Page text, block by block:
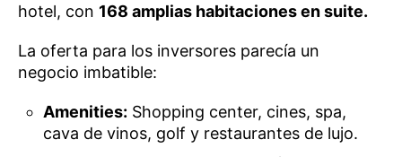
hotel, con 168 amplias habitaciones en suite.
La oferta para los inversores parecía un
negocio imbatible:
Amenities: Shopping center, cines, spa,
cava de vinos, golf y restaurantes de lujo.